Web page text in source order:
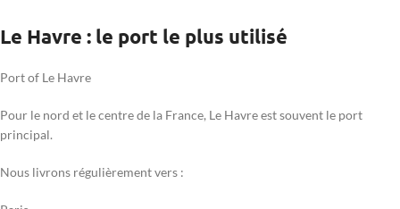
Le Havre : le port le plus utilisé
Port of Le Havre
Pour le nord et le centre de la France, Le Havre est souvent le port
principal.
Nous livrons régulièrement vers :